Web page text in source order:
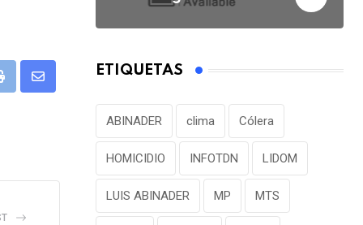
e
ETIQUETAS
ABINADER clima Cólera
HOMICIDIO INFOTDN LIDOM
LUIS ABINADER MP MTS